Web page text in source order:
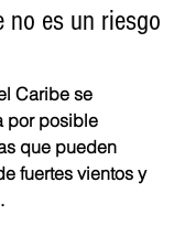
no es un riesgo
Caribe se
por posible
que pueden
fuertes vientos y